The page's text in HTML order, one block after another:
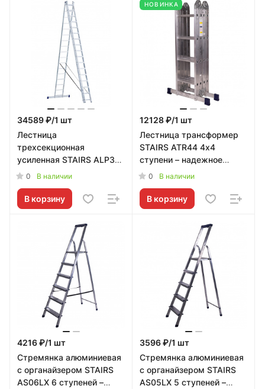
34589 ₽/1 шт
Лестница
трехсекционная
усиленная STAIRS ALP317
17 ступеней – надежное
0 В наличии
В корзину
НОВИНКА
12128 ₽/1 шт
Лестница трансформер
STAIRS ATR44 4х4
ступени – надежное
решение от STAIRS
0 В наличии
В корзину
4216 ₽/1 шт
Стремянка алюминиевая
с органайзером STAIRS
AS06LX 6 ступеней –
3596 ₽/1 шт
Стремянка алюминиевая
с органайзером STAIRS
AS05LX 5 ступеней –